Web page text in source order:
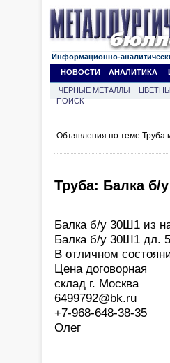
Информационно-
НОВОСТИ
АНАЛИТИКА
ЧЕРНЫЕ МЕТАЛЛЫ
ПОИСК
Объявления по теме Труба
Труба: Балка б/
Балка б/у 30Ш1 из
Балка б/у 30Ш1 дл.
В отличном
Цена договорная
склад г. Москва
6499792@bk.ru
+7-968-648-38-35
Олег